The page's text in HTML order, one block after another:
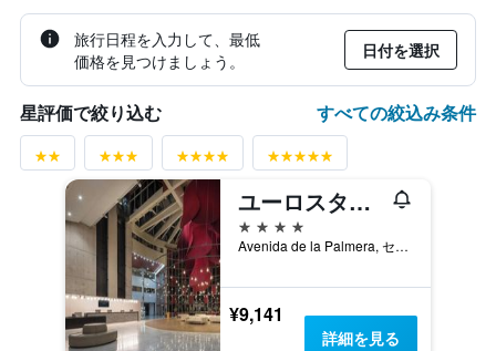
旅行日程を入力して、最低
価格を見つけましょう。
日付を選択
星評価で絞り込む すべての絞込み条件
ユーロスターズ アル＝アンダルス パレス
4つ星
Avenida de la Palmera, セビリア, アンダルシア州, スペイン
¥9,141
詳細を見る